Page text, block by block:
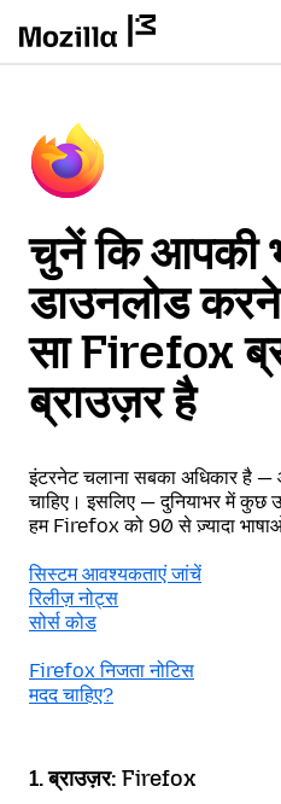
चुनें कि आपकी
डाउनलोड
सा Firefox
ब्राउज़र है
इंटरनेट चलाना सबका अधिकार है —
चाहिए। इसलिए — दुनियाभर में कुछ
हम Firefox को 90 से ज़्यादा
सिस्टम आवश्यकताएं जांचें
रिलीज़ नोट्स
सोर्स कोड
Firefox निजता नोटिस
मदद चाहिए?
1. ब्राउज़र: Firefox